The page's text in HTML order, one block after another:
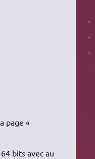
page «
bits avec au